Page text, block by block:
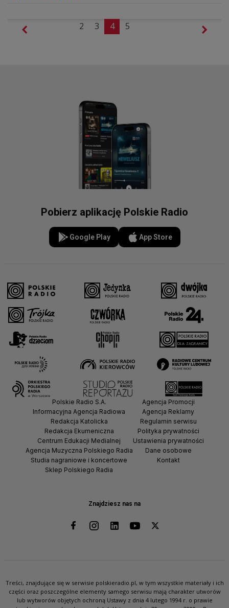
2 3 4 5
Pobierz aplikację Polskie Radio
Google Play App Store
Znajdziesz nas na
Polskie Radio S.A.
Informacyjna Agencja Radiowa
Redakcja Katolicka
Redakcja Ekumeniczna
Centrum Edukacji Medialnej
Agencja Muzyczna Polskiego Radia
Studia nagraniowe i koncertowe
Sklep Polskiego Radia
Agencja Promocji
Agencja Reklamy
Regulamin serwisu
Polityka prywatności
Ustawienia prywatności
Dane osobowe
Kontakt
Treści, znajdujące się w serwisie polskieradio.pl, w tym wszystkie materiały i ich
części oraz poszczególne elementy samego serwisu mają charakter utworów
lub wytworów objętych ochroną Ustawy z dnia 4 lutego 1994 r. o prawie